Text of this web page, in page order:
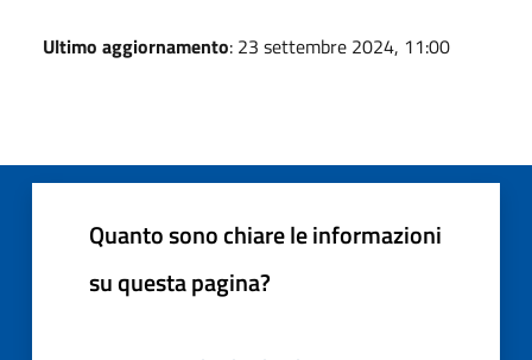
Ultimo aggiornamento: 23 settembre 2024, 11:00
Quanto sono chiare le informazioni
su questa pagina?